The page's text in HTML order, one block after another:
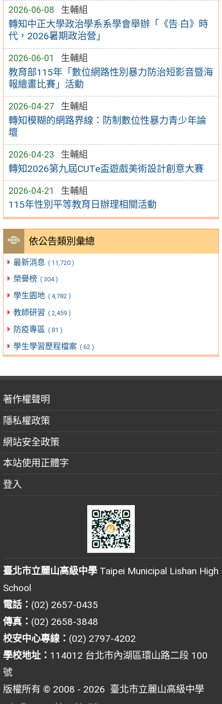
2026-06-08 生輔組
轉知中正大學政治學系系學會舉辦「《告‧白》時
代，2026暑期政治營」
2026-06-01 生輔組
教育部115年「數位網路性別暴力防治短影音暨海
報繪畫比賽」活動
2026-04-27 生輔組
轉知模糊的網路界線：防制數位性暴力青少年論
壇
2026-04-23 生輔組
轉知2026第九屆CUTe盃遊戲美術設計創意大賽
2026-04-21 生輔組
115年性別平等教育日辦理相關活動
依公告類別彙總
最新消息 ( 11,720 )
榮譽榜 ( 304 )
學生園地 ( 4,782 )
教師研習 ( 2,459 )
防疫專區 ( 81 )
學生學習歷程檔案 ( 62 )
著作權聲明
隱私權政策
網站安全政策
本站使用正體字
登入
臺北市立麗山高級中學 Taipei Municipal Lishan High
School
電話： (02) 2657-0435
傳真： (02) 2658-3848
校安中心專線： (02) 2797-4202
學校地址： 114012 台北市內湖區環山路二段 100
號
版權所有 © 2008 - 2026 臺北市立麗山高級中學